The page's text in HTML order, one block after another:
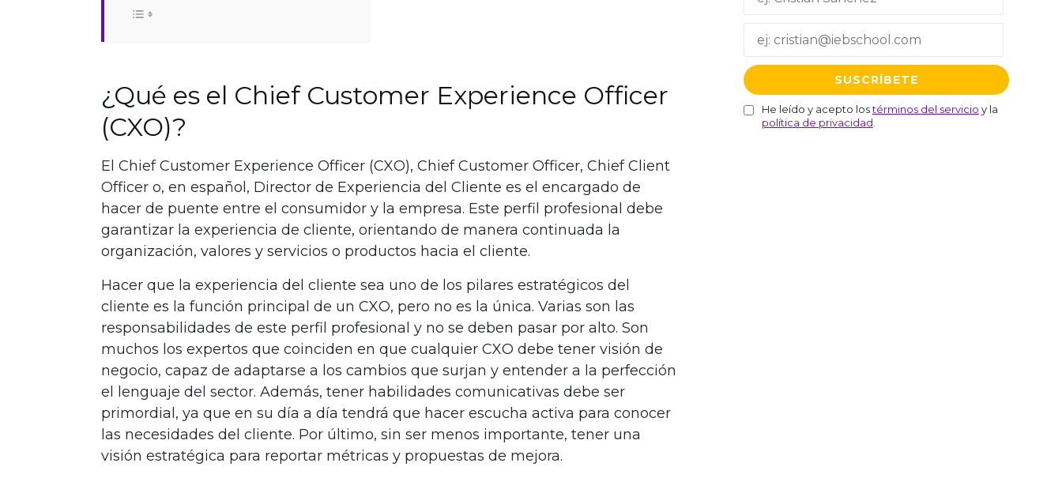
¿Qué es el Chief Customer Experience Officer
(CXO)?
El Chief Customer Experience Officer (CXO), Chief Customer Officer, Chief Client
Officer o, en español, Director de Experiencia del Cliente es el encargado de
hacer de puente entre el consumidor y la empresa. Este perfil profesional debe
garantizar la experiencia de cliente, orientando de manera continuada la
organización, valores y servicios o productos hacia el cliente.
Hacer que la experiencia del cliente sea uno de los pilares estratégicos del
cliente es la función principal de un CXO, pero no es la única. Varias son las
responsabilidades de este perfil profesional y no se deben pasar por alto. Son
muchos los expertos que coinciden en que cualquier CXO debe tener visión de
negocio, capaz de adaptarse a los cambios que surjan y entender a la perfección
el lenguaje del sector. Además, tener habilidades comunicativas debe ser
primordial, ya que en su día a día tendrá que hacer escucha activa para conocer
las necesidades del cliente. Por último, sin ser menos importante, tener una
visión estratégica para reportar métricas y propuestas de mejora.
He leído y acepto lostérminos del servicio y la
política de privacidad